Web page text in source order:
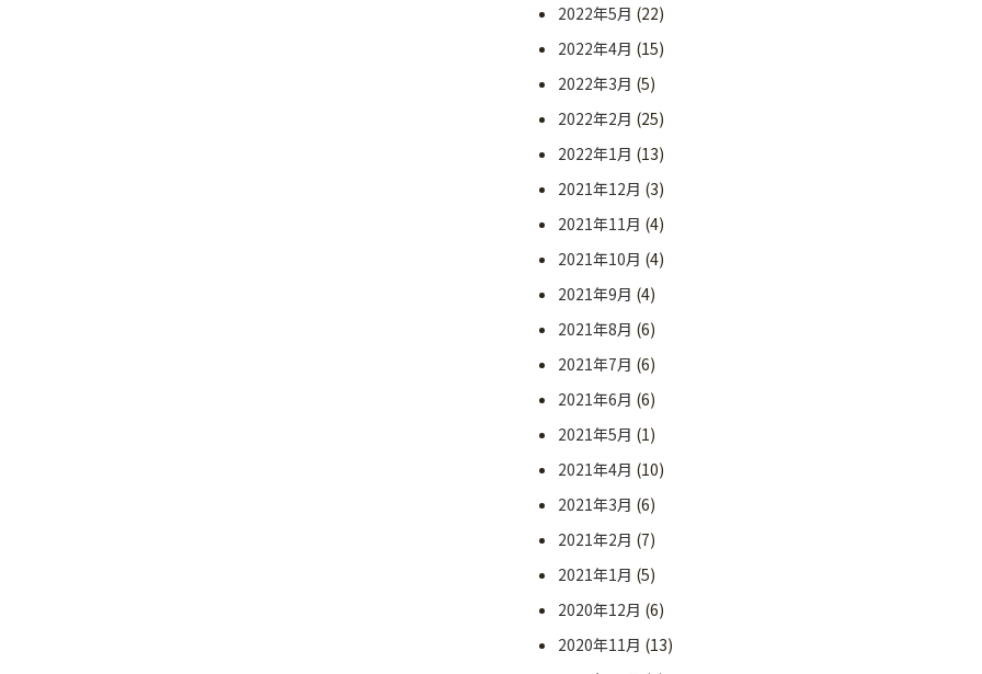
2022年5月 (22)
2022年4月 (15)
2022年3月 (5)
2022年2月 (25)
2022年1月 (13)
2021年12月 (3)
2021年11月 (4)
2021年10月 (4)
2021年9月 (4)
2021年8月 (6)
2021年7月 (6)
2021年6月 (6)
2021年5月 (1)
2021年4月 (10)
2021年3月 (6)
2021年2月 (7)
2021年1月 (5)
2020年12月 (6)
2020年11月 (13)